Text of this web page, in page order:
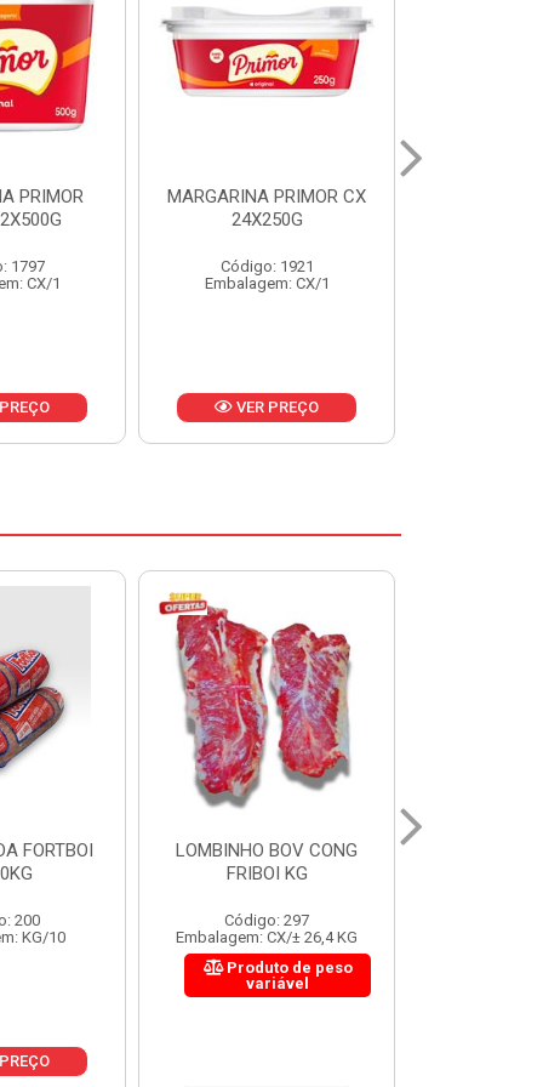
CX
1921
CX/1
MARGARINA DELICIA
CAIXA 24X250G
Código: 6958
Embalagem: CX/1
VER PREÇO
CONG
KG
297
± 26,4 KG
FIGADO BOV CONG FRIBOI
KG
Código: 222
Embalagem: CX/± 30,12 KG
Produto de peso
variável